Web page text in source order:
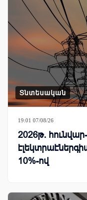
Տնտեսական
19:01 07/08/26
2026թ.
10%-ով